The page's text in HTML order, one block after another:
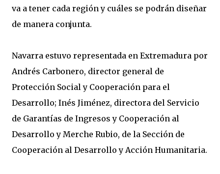
va a tener cada región y cuáles se podrán diseñar
de manera conjunta.
Navarra estuvo representada en Extremadura por
Andrés Carbonero, director general de
Protección Social y Cooperación para el
Desarrollo; Inés Jiménez, directora del Servicio
de Garantías de Ingresos y Cooperación al
Desarrollo y Merche Rubio, de la Sección de
Cooperación al Desarrollo y Acción Humanitaria.